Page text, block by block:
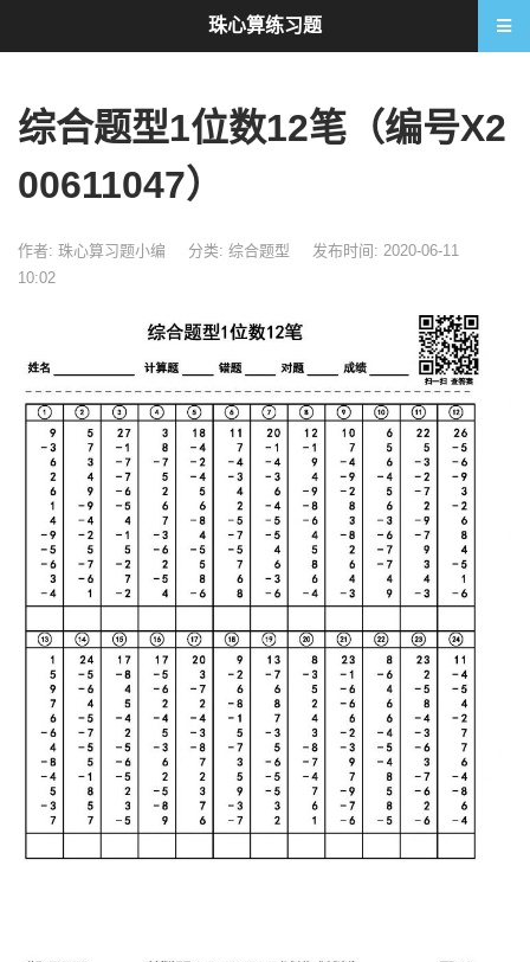
综合题型1位数12笔（编号X2
00611047）
作者: 珠心算习题小编 分类: 综合题型
发布时间: 2020-06-11
10:02
珠心算练习题